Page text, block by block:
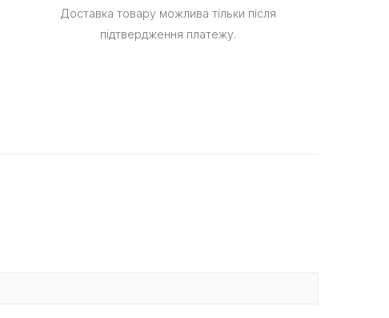
Доставка товару можлива тільки після
підтвердження платежу.